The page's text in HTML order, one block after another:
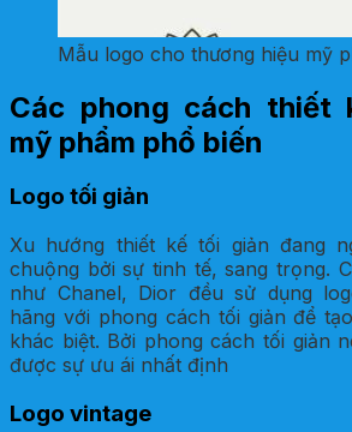
Mẫu logo cho thương hiệu mỹ
Các phong cách thiết
mỹ phẩm phổ biến
Logo tối giản
Xu hướng thiết kế tối giản đang
chuộng bởi sự tinh tế, sang trọng.
như Chanel, Dior đều sử dụng
hãng với phong cách tối giản để
khác biệt. Bởi phong cách tối giản
được sự ưu ái nhất định
Logo vintage